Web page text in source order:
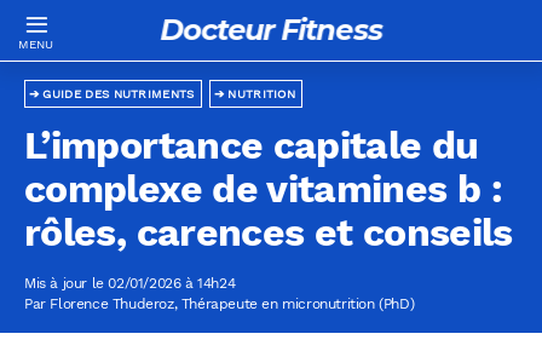
Docteur Fitness
NUTRITION
GUIDE DES NUTRIMENTS
L’importance capitale du
complexe de vitamines b :
rôles, carences et conseils
Mis à jour le 02/01/2026 à 14h24
Par Florence Thuderoz, Thérapeute en micronutrition (PhD)